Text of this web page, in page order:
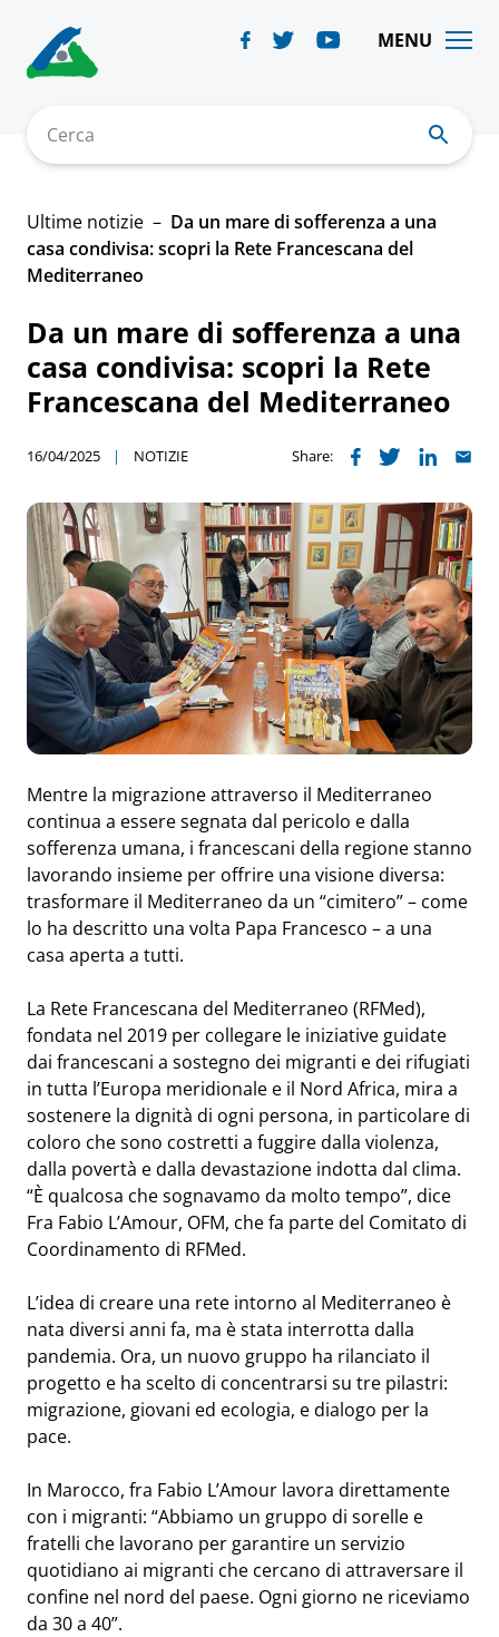
content
MENU
Cerca
Ultime notizie
Da un mare di sofferenza a una
casa condivisa: scopri la Rete Francescana del
Mediterraneo
Da un mare di sofferenza a una
casa condivisa: scopri la Rete
Francescana del Mediterraneo
16/04/2025 NOTIZIE Share:
Mentre la migrazione attraverso il Mediterraneo
continua a essere segnata dal pericolo e dalla
sofferenza umana, i francescani della regione stanno
lavorando insieme per offrire una visione diversa:
trasformare il Mediterraneo da un “cimitero” – come
lo ha descritto una volta Papa Francesco – a una
casa aperta a tutti.
La Rete Francescana del Mediterraneo (RFMed),
fondata nel 2019 per collegare le iniziative guidate
dai francescani a sostegno dei migranti e dei rifugiati
in tutta l’Europa meridionale e il Nord Africa, mira a
sostenere la dignità di ogni persona, in particolare di
coloro che sono costretti a fuggire dalla violenza,
dalla povertà e dalla devastazione indotta dal clima.
“È qualcosa che sognavamo da molto tempo”, dice
Fra Fabio L’Amour, OFM, che fa parte del Comitato di
Coordinamento di RFMed.
L’idea di creare una rete intorno al Mediterraneo è
nata diversi anni fa, ma è stata interrotta dalla
pandemia. Ora, un nuovo gruppo ha rilanciato il
progetto e ha scelto di concentrarsi su tre pilastri:
migrazione, giovani ed ecologia, e dialogo per la
pace.
In Marocco, fra Fabio L’Amour lavora direttamente
con i migranti: “Abbiamo un gruppo di sorelle e
fratelli che lavorano per garantire un servizio
quotidiano ai migranti che cercano di attraversare il
confine nel nord del paese. Ogni giorno ne riceviamo
da 30 a 40”.